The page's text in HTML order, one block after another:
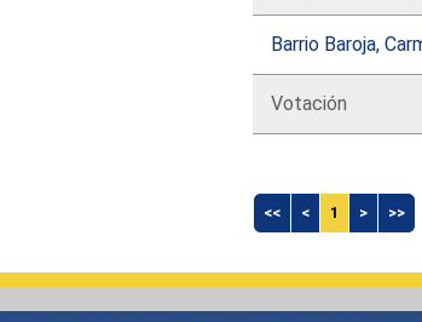
Barrio Baroja,
Votación
<< < 1 > >>